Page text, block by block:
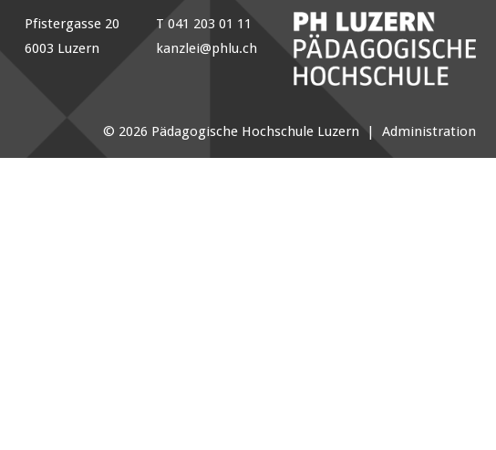
Pfistergasse 20
6003 Luzern
T 041 203 01 11
kanzlei@phlu.ch
© 2026 Pädagogische Hochschule Luzern | Administration